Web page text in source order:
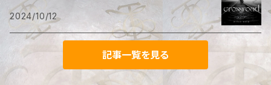
2024/10/12
記事一覧を見る